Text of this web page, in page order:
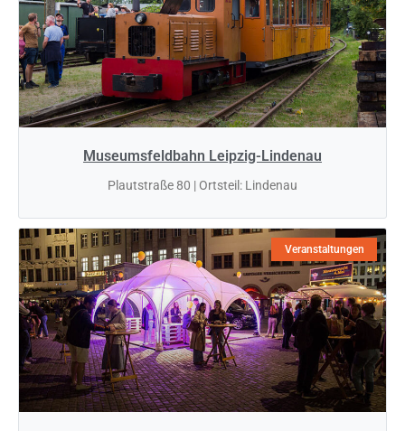
Museumsfeldbahn Leipzig-Lindenau
Plautstraße 80 | Ortsteil: Lindenau
Veranstaltungen